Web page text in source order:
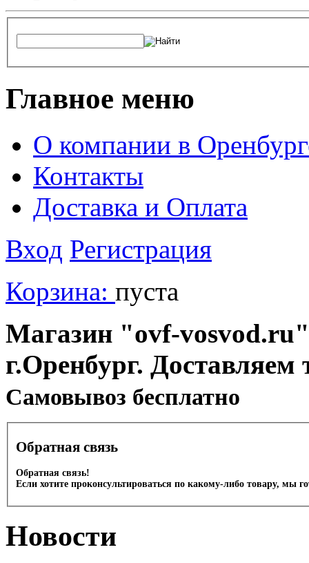
Главное меню
О компании в
Контакты
Доставка и Оплата
Вход Регистрация
Корзина: пуста
Магазин "ovf-vosvod.ru"
г.Оренбург.
Cамовывоз бесплатно
Обратная связь
Обратная связь!
Если хотите проконсультироваться по какому-либо товару, мы
Новости